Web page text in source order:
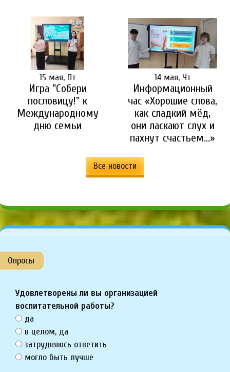
15 мая, Пт
Игра "Собери
пословицу!" к
Международному
дню семьи
14 мая, Чт
Информационный
час «Хорошие слова,
как сладкий мёд,
они ласкают слух и
пахнут счастьем…»
Все новости
Опросы
Удовлетворены ли вы организацией
воспитательной работы?
да
в целом, да
затрудняюсь ответить
могло быть лучше